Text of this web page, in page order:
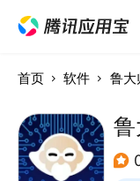
首页 软件 鲁大